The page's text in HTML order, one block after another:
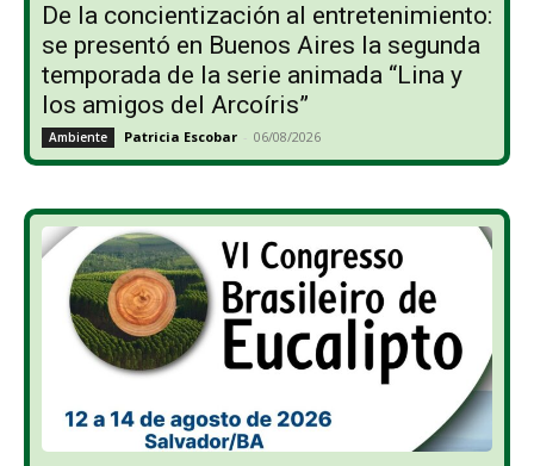
De la concientización al entretenimiento:
se presentó en Buenos Aires la segunda
temporada de la serie animada “Lina y
los amigos del Arcoíris”
Ambiente Patricia Escobar - 06/08/2026